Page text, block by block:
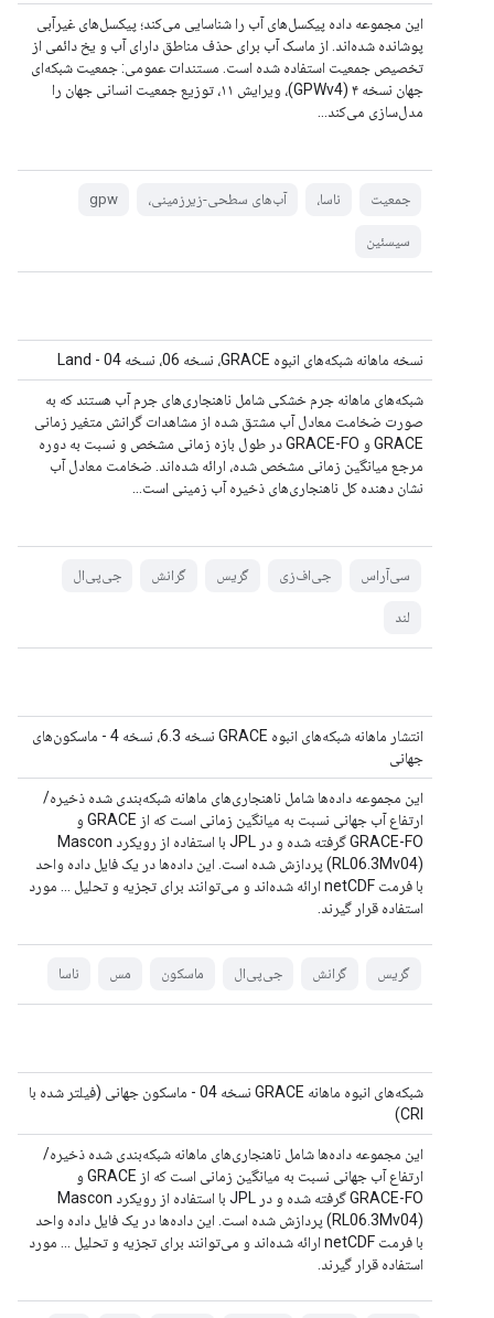
این مجموعه داده پیکسل‌های آب را شناسایی می‌کند؛ پیکسل‌های غیرآبی
پوشانده شده‌اند. از ماسک آب برای حذف مناطق دارای آب و یخ دائمی از
تخصیص جمعیت استفاده شده است. مستندات عمومی: جمعیت شبکه‌ای
جهان نسخه ۴ (GPWv4)، ویرایش ۱۱، توزیع جمعیت انسانی جهان را
مدل‌سازی می‌کند...
جمعیت ناسا، آب‌های سطحی-زیرزمینی، gpw
سیسئین
نسخه ماهانه شبکه‌های انبوه GRACE، نسخه 06، نسخه 04 - Land
شبکه‌های ماهانه جرم خشکی شامل ناهنجاری‌های جرم آب هستند که به
صورت ضخامت معادل آب مشتق شده از مشاهدات گرانش متغیر زمانی
GRACE و GRACE-FO در طول بازه زمانی مشخص و نسبت به دوره
مرجع میانگین زمانی مشخص شده، ارائه شده‌اند. ضخامت معادل آب
نشان دهنده کل ناهنجاری‌های ذخیره آب زمینی است...
سی‌آر‌اس جی‌اف‌زی گریس گرانش جی‌پی‌ال
لند
انتشار ماهانه شبکه‌های انبوه GRACE نسخه 6.3، نسخه 4 - ماسکون‌های
جهانی
این مجموعه داده‌ها شامل ناهنجاری‌های ماهانه شبکه‌بندی شده ذخیره/
ارتفاع آب جهانی نسبت به میانگین زمانی است که از GRACE و
GRACE-FO گرفته شده و در JPL با استفاده از رویکرد Mascon
(RL06.3Mv04) پردازش شده است. این داده‌ها در یک فایل داده واحد
با فرمت netCDF ارائه شده‌اند و می‌توانند برای تجزیه و تحلیل ... مورد
استفاده قرار گیرند.
گریس گرانش جی‌پی‌ال ماسکون مس ناسا
شبکه‌های انبوه ماهانه GRACE نسخه 04 - ماسکون جهانی (فیلتر شده با
CRI)
این مجموعه داده‌ها شامل ناهنجاری‌های ماهانه شبکه‌بندی شده ذخیره/
ارتفاع آب جهانی نسبت به میانگین زمانی است که از GRACE و
GRACE-FO گرفته شده و در JPL با استفاده از رویکرد Mascon
(RL06.3Mv04) پردازش شده است. این داده‌ها در یک فایل داده واحد
با فرمت netCDF ارائه شده‌اند و می‌توانند برای تجزیه و تحلیل ... مورد
استفاده قرار گیرند.